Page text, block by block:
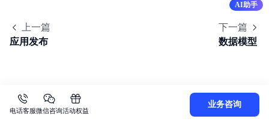
上一篇
应用发布
下一篇
数据模型
AI助手
电话客服微信咨询活动权益
业务咨询